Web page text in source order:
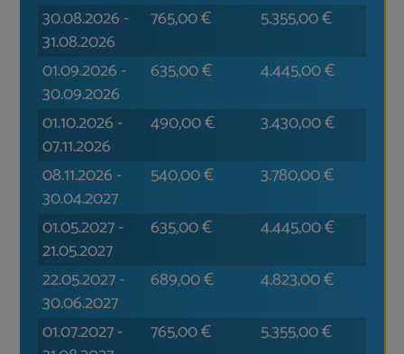
30.08.2026-
31.08.2026
765,00€ 5.355,00€
01.09.2026-
30.09.2026
635,00€ 4.445,00€
01.10.2026-
07.11.2026
490,00€ 3.430,00€
08.11.2026-
30.04.2027
540,00€ 3.780,00€
01.05.2027-
21.05.2027
635,00€ 4.445,00€
22.05.2027-
30.06.2027
689,00€ 4.823,00€
01.07.2027-
765,00€ 5.355,00€